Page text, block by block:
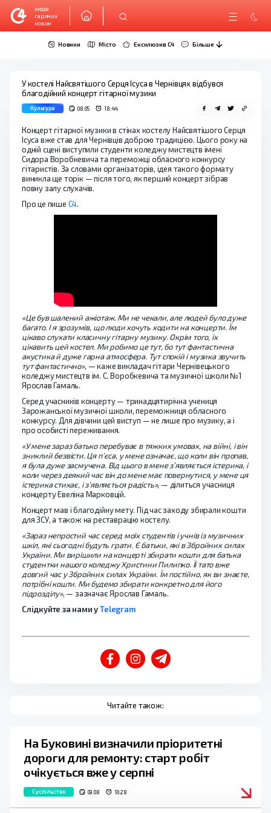
медіа
гарячих
новин
Новини Місто Ексклюзив C4 Більше
У костелі Найсвятішого Серця Ісуса в Чернівцях відбувся
благодійний концерт гітарної музики
Культура 08.05 18:44
Концерт гітарної музики в стінах костелу Найсвятішого Серця
Ісуса вже став для Чернівців доброю традицією. Цього року на
одній сцені виступили студенти коледжу мистецтв імені
Сидора Воробкевича та переможці обласного конкурсу
гітаристів. За словами організаторів, ідея такого формату
виникла ще торік — після того, як перший концерт зібрав
повну залу слухачів.
Про це пише С4.
«Це був шалений ажіотаж. Ми не чекали, але людей було дуже
багато. І я зрозумів, що люди хочуть ходити на концерти. Їм
цікаво слухати класичну гітарну музику. Окрім того, їх
цікавить цей костел. Ми робимо це тут, бо тут фантастична
акустика й дуже гарна атмосфера. Тут спокій і музика звучить
тут фантастично», — каже викладач гітари Чернівецького
коледжу мистецтв ім. С. Воробкевича та музичної школи №1
Ярослав Гамаль.
Серед учасників концерту — тринадцятирічна учениця
Зарожанської музичної школи, переможниця обласного
конкурсу. Для дівчини цей виступ — не лише про музику, а і
про особисті переживання.
«У мене зараз батько перебуває в тяжких умовах, на війні, і він
зниклий безвісти. Ця п’єса, у мене означає, що коли він пропав,
я була дуже засмучена. Від цього в мене з’являється істерика, і
коли через деякий час він до мене має повернутися, у мене ця
істерика стихає, і з’являється радість», — ділиться учасниця
концерту Евеліна Марковцій.
Концерт мав і благодійну мету. Під час заходу збирали кошти
для ЗСУ, а також на реставрацію костелу.
«Зараз непростий час серед моїх студентів і учнів із музичних
шкіл, які сьогодні будуть грати. Є батьки, які в Збройних силах
України. Ми вирішили на концерті збирати кошти для батька
студентки нашого коледжу Христини Пилипко. Її тато вже
довгий час у Збройних силах України. Їм постійно, як ви знаєте,
потрібні кошти. Ми будемо збирати конкретно для його
підрозділу», — зазначає Ярослав Гамаль.
Слідкуйте за нами уTelegram
Читайте також:
На Буковині визначили пріоритетні
дороги для ремонту: старт робіт
очікується вже у серпні
Суспільство 09.08 10:28